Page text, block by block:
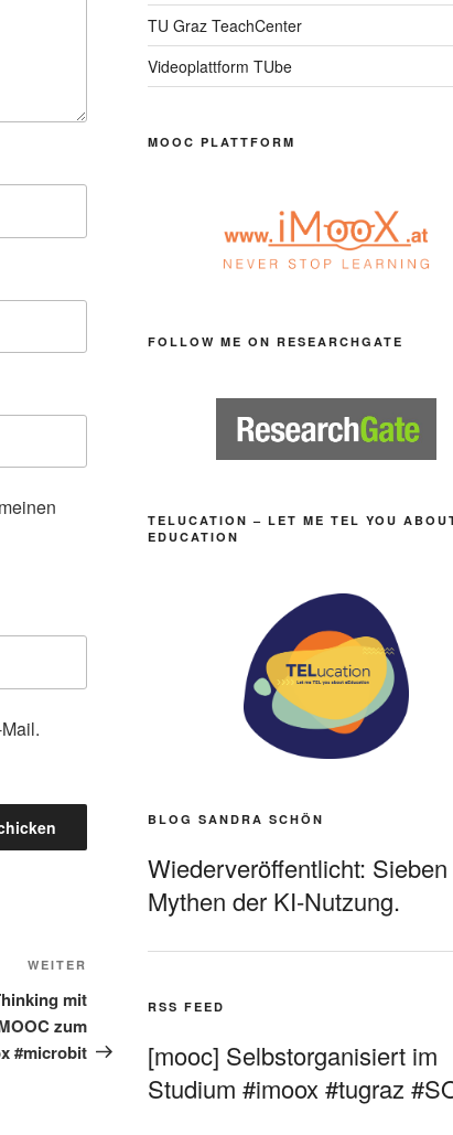
Beitrag
WEITER
mit
zum
#microbit
TU Graz TeachCenter
Videoplattform TUbe
MOOC PLATTFORM
FOLLOW ME ON RESEARCHGATE
TELUCATION – LET ME TEL YOU
EDUCATION
BLOG SANDRA SCHÖN
Wiederveröffentlicht: Sieben
Mythen der KI-Nutzung.
RSS FEED
[mooc] Selbstorganisiert im
Studium #imoox #tugraz